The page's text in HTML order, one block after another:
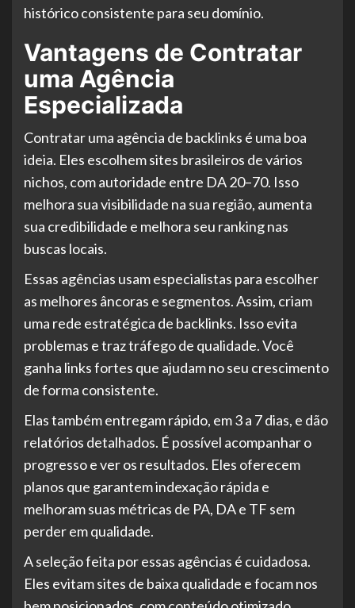
histórico consistente para seu domínio.
Vantagens de Contratar
uma Agência
Especializada
Contratar uma agência de backlinks é uma boa
ideia. Eles escolhem sites brasileiros de vários
nichos, com autoridade entre DA 20–70. Isso
melhora sua visibilidade na sua região, aumenta
sua credibilidade e melhora seu ranking nas
buscas locais.
Essas agências usam especialistas para escolher
as melhores âncoras e segmentos. Assim, criam
uma rede estratégica de backlinks. Isso evita
problemas e traz tráfego de qualidade. Você
ganha links fortes que ajudam no seu crescimento
de forma consistente.
Elas também entregam rápido, em 3 a 7 dias, e dão
relatórios detalhados. É possível acompanhar o
progresso e ver os resultados. Eles oferecem
planos que garantem indexação rápida e
melhoram suas métricas de PA, DA e TF sem
perder em qualidade.
A seleção feita por essas agências é cuidadosa.
Eles evitam sites de baixa qualidade e focam nos